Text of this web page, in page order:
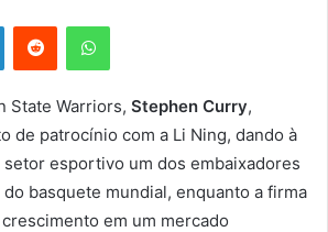
LinkedinReddit WhatsApp
State Warriors, Stephen Curry,
de patrocínio com a Li Ning, dando à
esportivo um dos embaixadores
basquete mundial, enquanto a firma
em um mercado